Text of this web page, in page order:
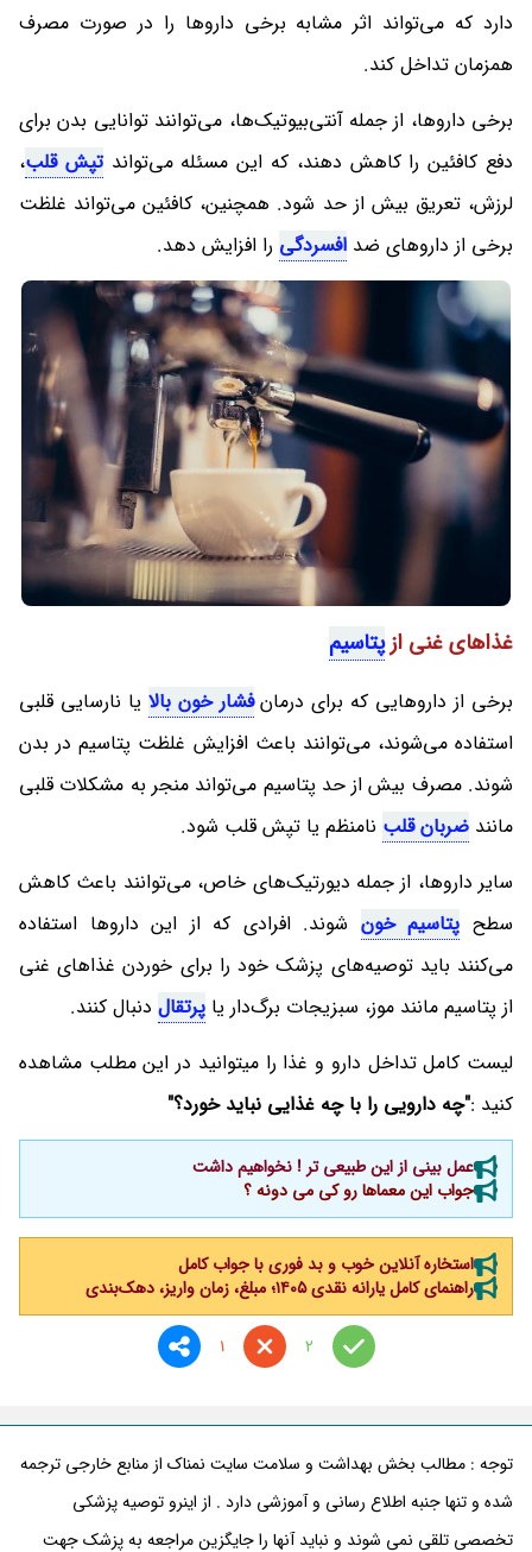
دارد که می‌تواند اثر مشابه برخی داروها را در صورت مصرف
همزمان تداخل کند.
برخی داروها، از جمله آنتی‌بیوتیک‌ها، می‌توانند توانایی بدن برای
دفع کافئین را کاهش دهند، که این مسئله می‌تواندتپش قلب،
لرزش، تعریق بیش از حد شود. همچنین، کافئین می‌تواند غلظت
برخی از داروهای ضد افسردگی را افزایش دهد.
غذاهای غنی ازپتاسیم
برخی از داروهایی که برای درمانفشار خون بالا یا نارسایی قلبی
استفاده می‌شوند، می‌توانند باعث افزایش غلظت پتاسیم در بدن
شوند. مصرف بیش از حد پتاسیم می‌تواند منجر به مشکلات قلبی
مانند ضربان قلب نامنظم یا تپش قلب شود.
سایر داروها، از جمله دیورتیک‌های خاص، می‌توانند باعث کاهش
سطح پتاسیم خون شوند. افرادی که از این داروها استفاده
می‌کنند باید توصیه‌های پزشک خود را برای خوردن غذاهای غنی
از پتاسیم مانند موز، سبزیجات برگ‌دار یا پرتقال دنبال کنند.
لیست کامل تداخل دارو و غذا را میتوانید در این مطلب مشاهده
کنید :"چه دارویی را با چه غذایی نباید خورد؟"
عمل بینی از این طبیعی تر ! نخواهیم داشت
جواب این معماها رو کی می دونه ؟
استخاره آنلاین خوب و بد فوری با جواب کامل
راهنمای کامل یارانه نقدی ۱۴۰۵؛ مبلغ، زمان واریز، دهک‌بندی
2
1
توجه : مطالب بخش بهداشت و سلامت سایت نمناک از منابع خارجی ترجمه
شده و تنها جنبه اطلاع رسانی و آموزشی دارد . از اینرو توصیه پزشکی
تخصصی تلقی نمی شوند و نباید آنها را جایگزین مراجعه به پزشک جهت